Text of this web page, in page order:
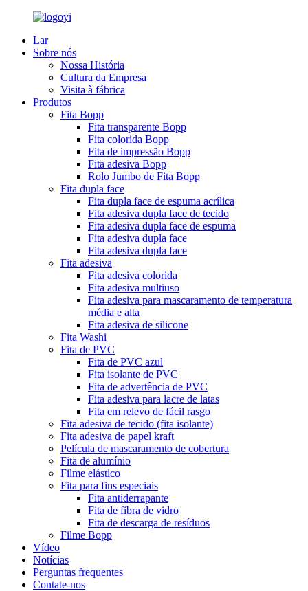
Lar
Sobre nós
Nossa História
Cultura da Empresa
Visita à fábrica
Produtos
Fita Bopp
Fita transparente Bopp
Fita colorida Bopp
Fita de impressão Bopp
Fita adesiva Bopp
Rolo Jumbo de Fita Bopp
Fita dupla face
Fita dupla face de espuma acrílica
Fita adesiva dupla face de tecido
Fita adesiva dupla face de espuma
Fita adesiva dupla face
Fita adesiva dupla face
Fita adesiva
Fita adesiva colorida
Fita adesiva multiuso
Fita adesiva para mascaramento de temperatura
média e alta
Fita adesiva de silicone
Fita Washi
Fita de PVC
Fita de PVC azul
Fita isolante de PVC
Fita de advertência de PVC
Fita adesiva para lacre de latas
Fita em relevo de fácil rasgo
Fita adesiva de tecido (fita isolante)
Fita adesiva de papel kraft
Película de mascaramento de cobertura
Fita de alumínio
Filme elástico
Fita para fins especiais
Fita antiderrapante
Fita de fibra de vidro
Fita de descarga de resíduos
Filme Bopp
Vídeo
Notícias
Perguntas frequentes
Contate-nos